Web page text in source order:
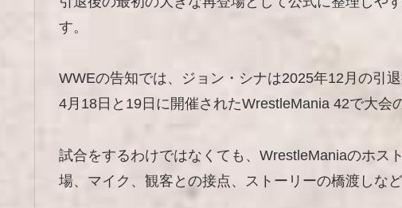
す。
WWEの告知では、ジョン・シナは2025年12月の引
4月18日と19日に開催されたWrestleMania 42で大会
試合をするわけではなくても、WrestleManiaのホス
場、マイク、観客との接点、ストーリーの橋渡しな